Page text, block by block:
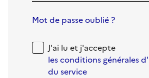
Mot de passe oublié ?
J'ai lu et j'accepte
les conditions générales
du service